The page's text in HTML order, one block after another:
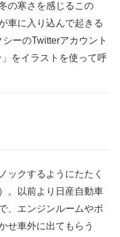
の寒さを感じるこの
車に入り込んで起きる
ーのTwitterアカウント
をイラストを使って呼
クするようにたたく
）。以前より日産自動車
、エンジンルームやボ
せ車外に出てもらう